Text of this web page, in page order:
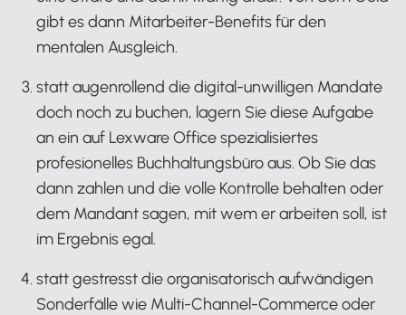
gibt es dann Mitarbeiter-Benefits für den
mentalen Ausgleich.
statt augenrollend die digital-unwilligen Mandate
doch noch zu buchen, lagern Sie diese Aufgabe
an ein auf Lexware Office spezialisiertes
profesionelles Buchhaltungsbüro aus. Ob Sie das
dann zahlen und die volle Kontrolle behalten oder
dem Mandant sagen, mit wem er arbeiten soll, ist
im Ergebnis egal.
statt gestresst die organisatorisch aufwändigen
Sonderfälle wie Multi-Channel-Commerce oder